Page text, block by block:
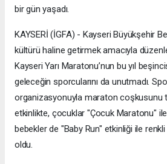
bir gün yaşadı.
KAYSERİ (İGFA) - Kayseri Büyükşehir
kültürü haline getirmek amacıyla
Kayseri Yarı Maratonu’nun bu yıl
geleceğin sporcularını da unutmadı.
organizasyonuyla maraton coşkusunu
etkinlikte, çocuklar "Çocuk Maratonu" ile
bebekler de "Baby Run" etkinliği ile
oldu.